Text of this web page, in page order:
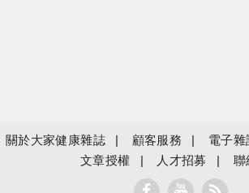
關於大家健康雜誌 顧客服務 電子雜
文章授權
人才招募 聯